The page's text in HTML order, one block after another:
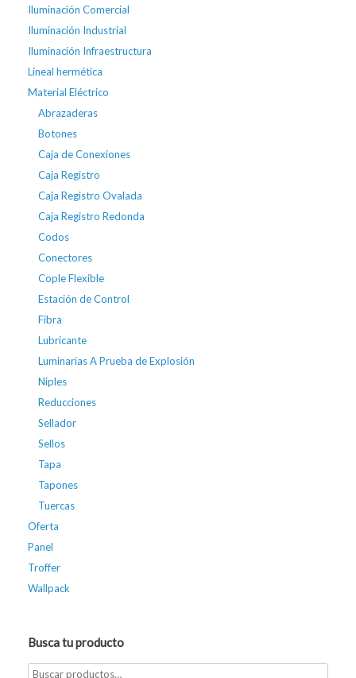
Iluminación Comercial
Iluminación Industrial
Iluminación Infraestructura
Lineal hermética
Material Eléctrico
Abrazaderas
Botones
Caja de Conexiones
Caja Registro
Caja Registro Ovalada
Caja Registro Redonda
Codos
Conectores
Cople Flexible
Estación de Control
Fibra
Lubricante
Luminarias A Prueba de Explosión
Niples
Reducciones
Sellador
Sellos
Tapa
Tapones
Tuercas
Oferta
Panel
Troffer
Wallpack
Busca tu producto